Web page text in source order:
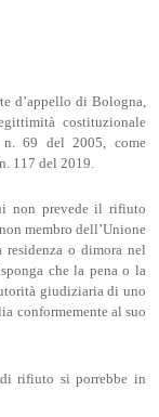
d’appello di Bologna,
costituzionale
n. 69 del 2005, come
117 del 2019.
non prevede il rifiuto
membro dell’Unione
residenza o dimora nel
che la pena o la
giudiziaria di uno
conformemente al suo
rifiuto si porrebbe in